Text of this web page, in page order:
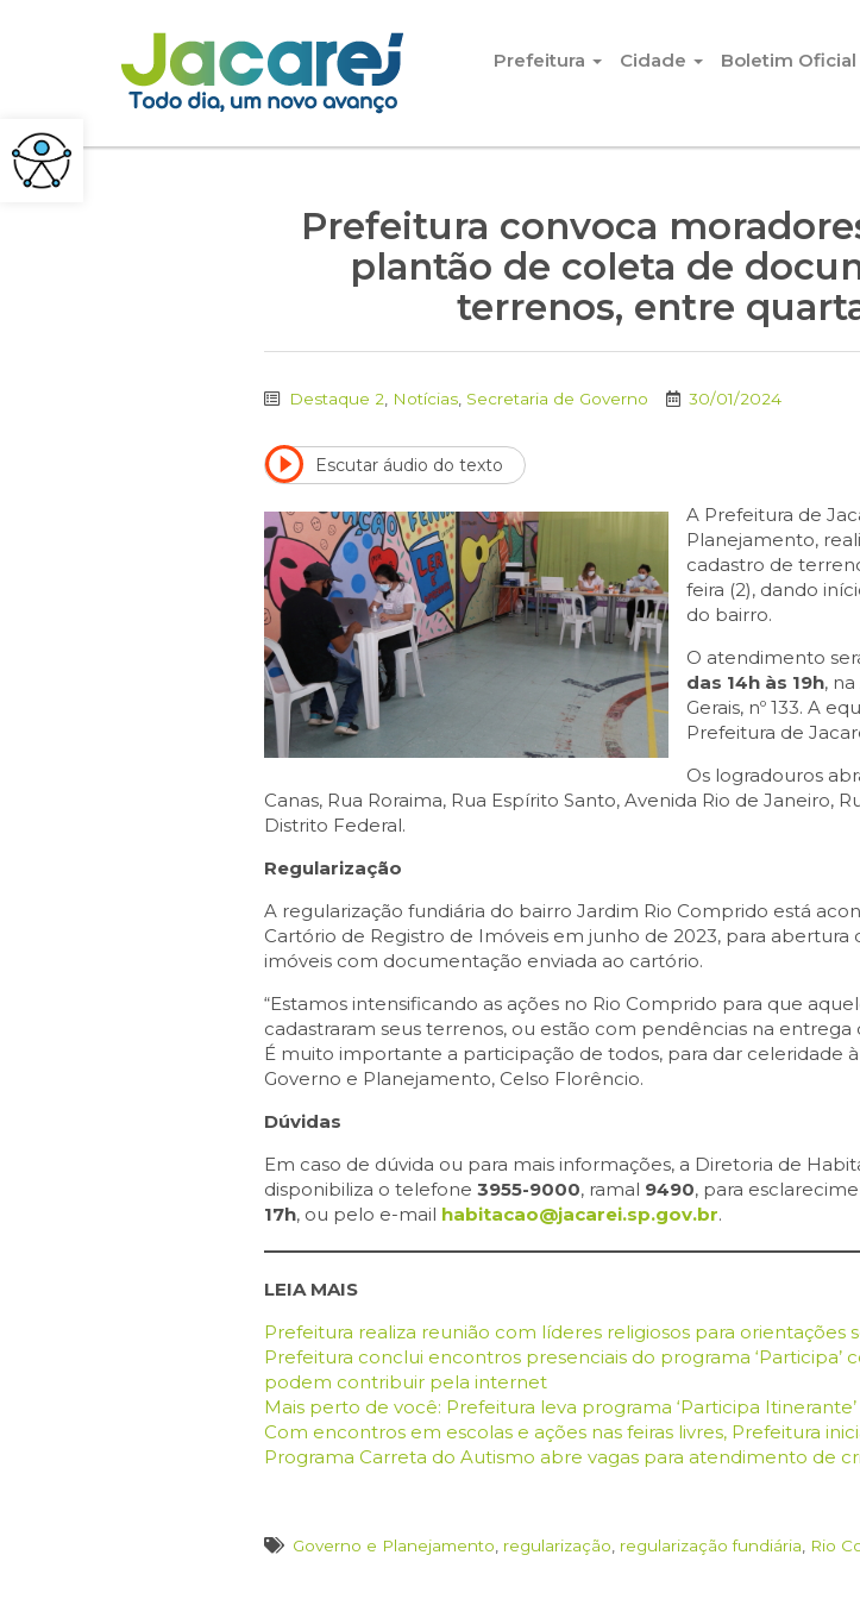
Pular para o conteúdo
Prefeitura
Cidade Boletim Oficial
Prefeitura convoca
plantão de coleta de
terrenos, entre
Destaque 2 Notícias Secretaria de Governo 30/01/2024
Escutar áudio do texto
A Prefeitura de
Planejamento,
cadastro de
feira (2), dando
do bairro.
O atendimento
das 14h às 19h,
Gerais, nº 133. A
Prefeitura de
Os logradouros
Canas, Rua Roraima, Rua Espírito Santo, Avenida Rio de Janeiro,
Distrito Federal.
Regularização
A regularização fundiária do bairro Jardim Rio Comprido está
Cartório de Registro de Imóveis em junho de 2023, para abertura
imóveis com documentação enviada ao cartório.
“Estamos intensificando as ações no Rio Comprido para que
cadastraram seus terrenos, ou estão com pendências na
É muito importante a participação de todos, para dar celeridade
Governo e Planejamento, Celso Florêncio.
Dúvidas
Em caso de dúvida ou para mais informações, a Diretoria de
disponibiliza o telefone 3955-9000, ramal 9490, para
17h, ou pelo e-mail habitacao@jacarei.sp.gov.br.
LEIA MAIS
Prefeitura realiza reunião com líderes religiosos para orientações
Prefeitura conclui encontros presenciais do programa ‘Participa’
podem contribuir pela internet
Mais perto de você: Prefeitura leva programa ‘Participa
Com encontros em escolas e ações nas feiras livres, Prefeitura
Programa Carreta do Autismo abre vagas para atendimento de
Governo e Planejamento regularização regularização fundiária Rio